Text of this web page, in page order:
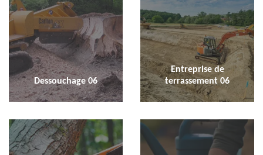
Dessouchage 06
Entreprise de
terrassement 06